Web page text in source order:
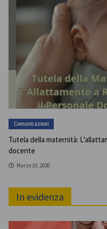
Comunicazioni
Tutela della maternità:
docente
Marzo 10, 2026
In evidenza